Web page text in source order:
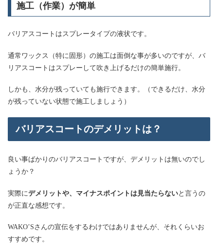
施工（作業）が簡単
バリアスコートはスプレータイプの液状です。
通常ワックス（特に固形）の施工は面倒な事が多いのですが、バ
リアスコートはスプレーして吹き上げるだけの簡単施行。
しかも、水分が残っていても施行できます。（できるだけ、水分
が残っていない状態で施工しましょう）
バリアスコートのデメリットは？
良い事ばかりのバリアスコートですが、デメリットは無いのでし
ょうか？
実際にデメリットや、マイナスポイントは見当たらないと言うの
が正直な感想です。
WAKO’Sさんの宣伝をするわけではありませんが、それくらいお
すすめです。